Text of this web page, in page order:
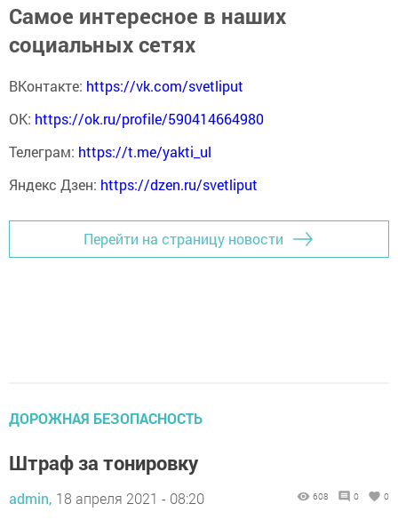
Самое интересное в наших
социальных сетях
ВКонтакте: https://vk.com/svetliput
ОК: https://ok.ru/profile/590414664980
Телеграм: https://t.me/yakti_ul
Яндекс Дзен: https://dzen.ru/svetliput
Перейти на страницу новости
ДОРОЖНАЯ БЕЗОПАСНОСТЬ
Штраф за тонировку
admin, 18 апреля 2021 - 08:20 608 0 0